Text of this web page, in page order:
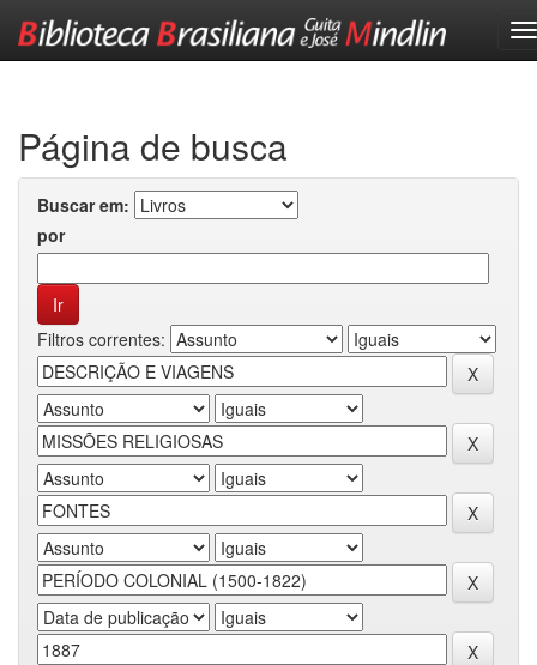
Página de busca
Buscar em:
por
Filtros correntes: